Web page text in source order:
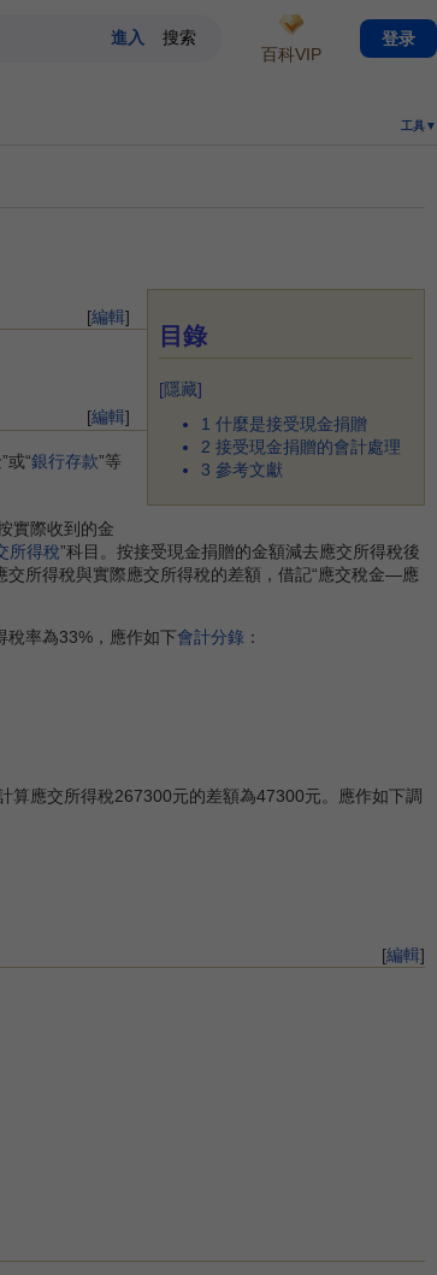
工具▼
目錄
[隱藏]
1 什麼是接受現金捐贈
2 接受現金捐贈的會計處理
3 參考文獻
[編輯]
[編輯]
或“銀行存款”等
實際收到的金
所得稅”科目。按接受現金捐贈的金額減去應交所得稅後
所得稅與實際應交所得稅的差額，借記“應交稅金—應
稅率為33%，應作如下會計分錄 ：
應交所得稅267300元的差額為47300元。應作如下調
[編輯]
百科VIP
登录